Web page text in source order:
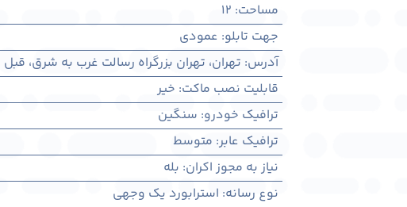
مساحت:
12
جهت تابلو: عمودی
آدرس: تهران، تهران بزرگراه رسالت غرب به شرق،
قابلیت نصب ماکت: خیر
ترافیک خودرو: سنگین
ترافیک عابر: متوسط
نیاز به مجوز اکران: بله
نوع رسانه: استرابورد یک وجهی